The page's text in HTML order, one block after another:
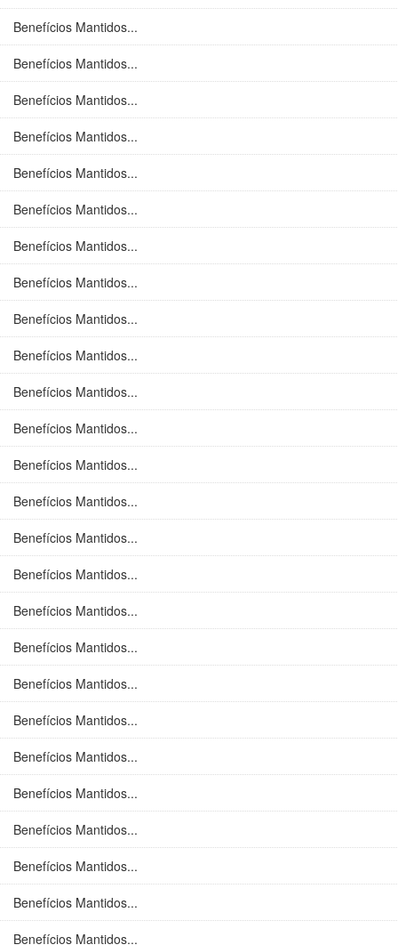
Benefícios Mantidos...
Benefícios Mantidos...
Benefícios Mantidos...
Benefícios Mantidos...
Benefícios Mantidos...
Benefícios Mantidos...
Benefícios Mantidos...
Benefícios Mantidos...
Benefícios Mantidos...
Benefícios Mantidos...
Benefícios Mantidos...
Benefícios Mantidos...
Benefícios Mantidos...
Benefícios Mantidos...
Benefícios Mantidos...
Benefícios Mantidos...
Benefícios Mantidos...
Benefícios Mantidos...
Benefícios Mantidos...
Benefícios Mantidos...
Benefícios Mantidos...
Benefícios Mantidos...
Benefícios Mantidos...
Benefícios Mantidos...
Benefícios Mantidos...
Benefícios Mantidos...